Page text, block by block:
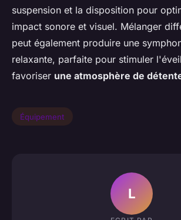
suspension et la disposition pour
impact sonore et visuel. Mélanger
peut également produire une
relaxante, parfaite pour stimuler
favoriser une atmosphère de
Équipement
L